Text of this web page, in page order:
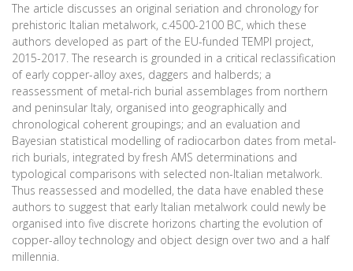
The article discusses an original seriation and chronology for
prehistoric Italian metalwork, c.4500-2100 BC, which these
authors developed as part of the EU-funded TEMPI project,
2015-2017. The research is grounded in a critical reclassification
of early copper-alloy axes, daggers and halberds; a
reassessment of metal-rich burial assemblages from northern
and peninsular Italy, organised into geographically and
chronological coherent groupings; and an evaluation and
Bayesian statistical modelling of radiocarbon dates from metal-
rich burials, integrated by fresh AMS determinations and
typological comparisons with selected non-Italian metalwork.
Thus reassessed and modelled, the data have enabled these
authors to suggest that early Italian metalwork could newly be
organised into five discrete horizons charting the evolution of
copper-alloy technology and object design over two and a half
millennia.